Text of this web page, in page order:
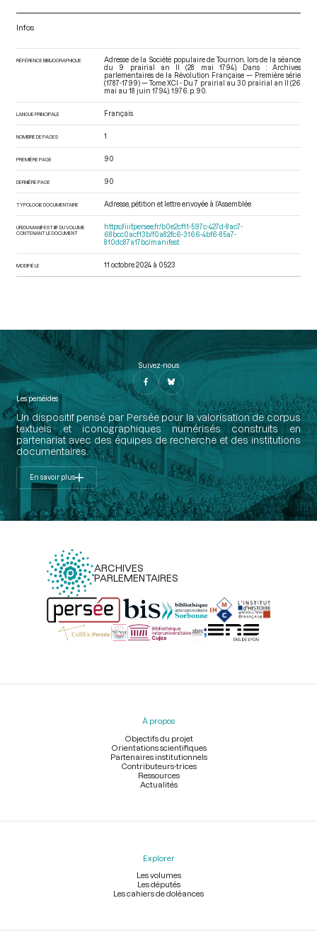
Infos
RÉFÉRENCE BIBLIOGRAPHIQUE
Adresse de la Société populaire de Tournon, lors de la séance
du 9 prairial an II (28 mai 1794). Dans : Archives
parlementaires de la Révolution Française — Première série
(1787-1799) — Tome XCI - Du 7 prairial au 30 prairial an II (26
mai au 18 juin 1794) . 1976. p. 90.
LANGUE PRINCIPALE Français
NOMBRE DE PAGES 1
PREMIÈRE PAGE 90
DERNIÈRE PAGE 90
TYPOLOGIE DOCUMENTAIRE Adresse, pétition et lettre envoyée à l’Assemblée
URI DU MANIFEST IIIF DU VOLUME
CONTENANT LE DOCUMENT
https://iiif.persee.fr/b0e2cf11-597c-427d-8ac7-
68bcc0acf13b/f0a82fc6-3166-4bf6-85a7-
810dc87a17bc/manifest
MODIFIÉ LE 11 octobre 2024 à 05:23
Suivez-nous
Les perséides
Un dispositif pensé par Persée pour la valorisation de corpus
textuels et iconographiques numérisés construits en
partenariat avec des équipes de recherche et des institutions
documentaires.
En savoir plus
ARCHIVES
PARLEMENTAIRES
Menu
À propos
Objectifs du projet
Orientations scientifiques
Partenaires institutionnels
Contributeurs-trices
Ressources
Actualités
Explorer
Les volumes
Les députés
Les cahiers de doléances